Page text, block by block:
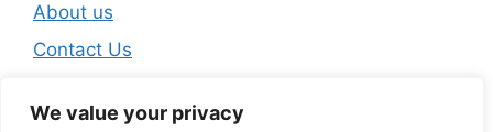
We value your privacy
About us
Contact Us
Privacy Policy